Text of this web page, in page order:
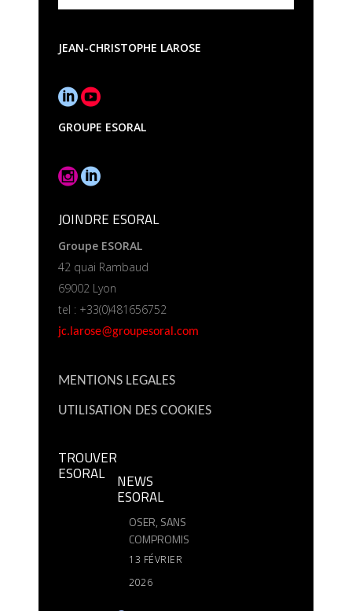
JEAN-CHRISTOPHE LAROSE
GROUPE ESORAL
JOINDRE ESORAL
Groupe ESORAL
42 quai Rambaud
69002 Lyon
tel : +33(0)481656752
jc.larose@groupesoral.com
MENTIONS LEGALES
UTILISATION DES COOKIES
TROUVER
ESORAL NEWS
ESORAL
OSER, SANS
COMPROMIS
13 FÉVRIER
2026